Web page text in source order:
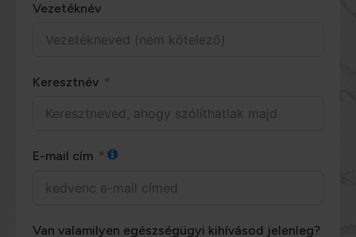
Vezetéknév
Keresztnév
E-mail cím
Van valamilyen egészségügyi kihívásod jelenleg?